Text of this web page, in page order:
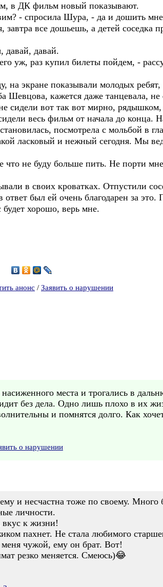
в ДК фильм новый показывают.
- спросила Шура, - да и дошить
завтра все дошьешь, а детей соседка
давай, давай.
уж, раз купил билеты пойдем, -
на экране показывали молодых
Шевцова, кажется даже танцевала,
сидели вот так вот мирно,
весь фильм от начала до
посмотрела с мольбой в
ласковый и нежный сегодня. Мы
что не буду больше пить. Не порти
в своих кроватках. Отпустили
ответ был ей очень благодарен за
хорошо, верь мне.
анонс / Заявить о нарушении
места и трогались в
без дела. Одно лишь плохо в их
и помнятся долго. Как
о нарушении
и несчастна тоже по своему.
личности.
к жизни!
пахнет. Не стала любимого
чужой, ему он брат. Вот!
резко меняется. Смеюсь)😂